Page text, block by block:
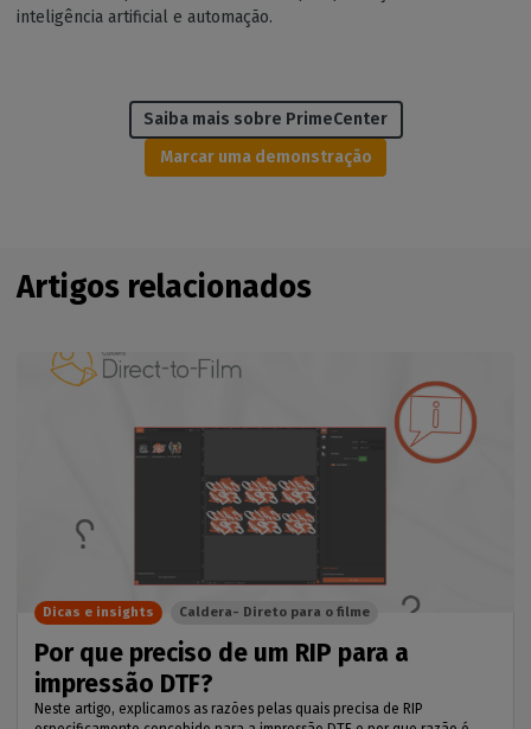
inteligência artificial e automação.
Saiba mais sobre PrimeCenter
Marcar uma demonstração
Artigos relacionados
Por que preciso de um RIP para a
impressão DTF?
Neste artigo, explicamos as razões pelas quais precisa de RIP
Dicas e insights Caldera- Direto para o filme